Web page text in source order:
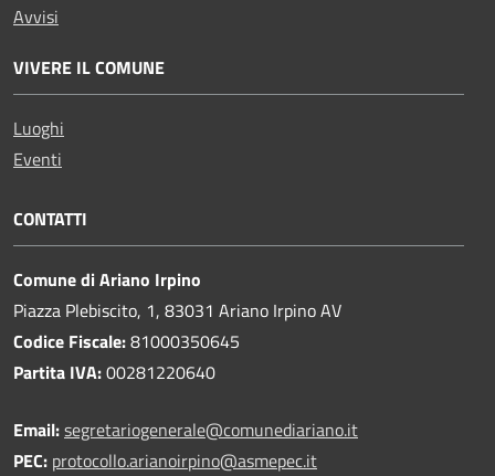
Avvisi
VIVERE IL COMUNE
Luoghi
Eventi
CONTATTI
Comune di Ariano Irpino
Piazza Plebiscito, 1, 83031 Ariano Irpino AV
Codice Fiscale:81000350645
Partita IVA:00281220640
Email:segretariogenerale@comunediariano.it
PEC: protocollo.arianoirpino@asmepec.it